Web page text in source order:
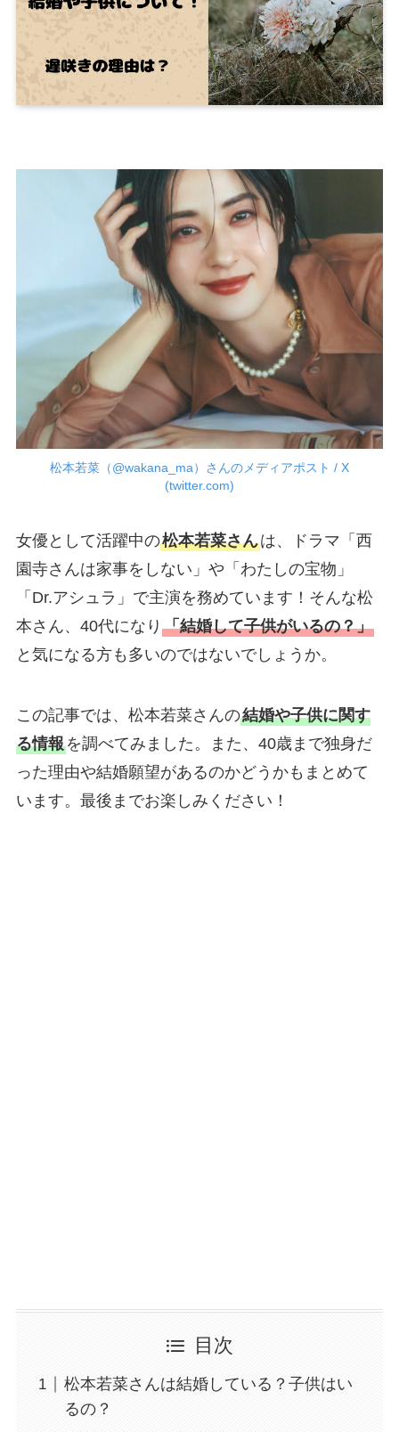
松本若菜（@wakana_ma）さんのメディアポスト / X
(twitter.com)
女優として活躍中の松本若菜さんは、ドラマ「西
園寺さんは家事をしない」や「わたしの宝物」
「Dr.アシュラ」で主演を務めています！そんな松
本さん、40代になり 「結婚して子供がいるの？」
と気になる方も多いのではないでしょうか。
この記事では、松本若菜さんの結婚や子供に関す
る情報を調べてみました。また、40歳まで独身だ
った理由や結婚願望があるのかどうかもまとめて
います。最後までお楽しみください！
目次
松本若菜さんは結婚している？子供はい
るの？